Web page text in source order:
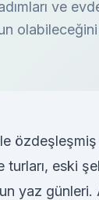
ve
turları, eski
yaz günleri.